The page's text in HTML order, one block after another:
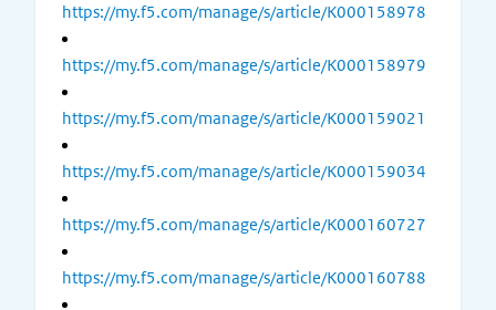
https://my.f5.com/manage/s/article/K000158978
https://my.f5.com/manage/s/article/K000158979
https://my.f5.com/manage/s/article/K000159021
https://my.f5.com/manage/s/article/K000159034
https://my.f5.com/manage/s/article/K000160727
https://my.f5.com/manage/s/article/K000160788